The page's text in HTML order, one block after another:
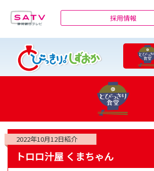
採用情報
2022年10月12日紹介
トロロ汁屋 くまちゃん